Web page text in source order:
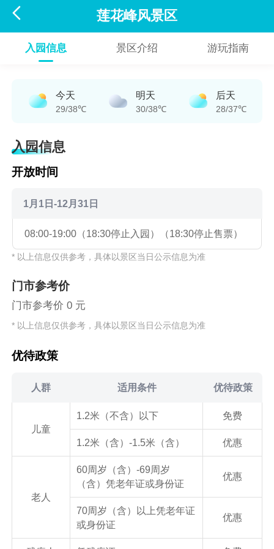
 莲花峰风景区
入园信息 景区介绍 游玩指南
今天
29/38℃
明天
30/38℃
后天
28/37℃
入园信息
开放时间
1月1日-12月31日
08:00-19:00（18:30停止入园）（18:30停止售票）
* 以上信息仅供参考，具体以景区当日公示信息为准
门市参考价
门市参考价 0 元
* 以上信息仅供参考，具体以景区当日公示信息为准
优待政策
人群 适用条件 优待政策
儿童
1.2米（不含）以下 免费
1.2米（含）-1.5米（含） 优惠
老人
60周岁（含）-69周岁
（含）凭老年证或身份证
优惠
70周岁（含）以上凭老年证
或身份证
优惠